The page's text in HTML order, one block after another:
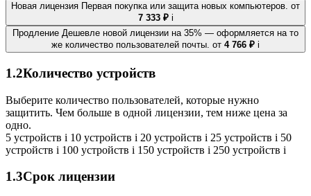
Новая лицензия Первая покупка или защита новых компьютеров. от
7 333 ₽ i
Продление Дешевле новой лицензии на 35% — оформляется на то
же количество пользователей почты. от 4 766 ₽ i
1.2Количество устройств
Выберите количество пользователей, которые нужно
защитить. Чем больше в одной лицензии, тем ниже цена за
одно.
5 устройств i 10 устройств i 20 устройств i 25 устройств i 50
устройств i 100 устройств i 150 устройств i 250 устройств i
1.3Срок лицензии